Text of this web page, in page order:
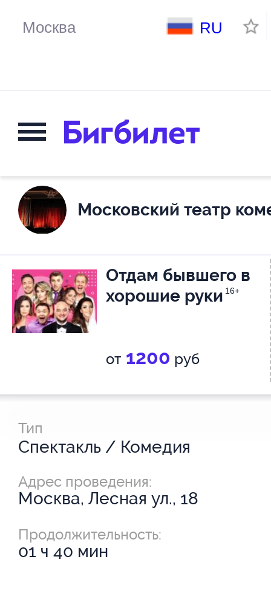
RU
Московский театр
Отдам бывшего в
хорошие руки 16+
от 1200 руб
Тип
Спектакль / Комедия
Адрес проведения:
Москва, Лесная ул., 18
Продолжительность:
01 ч 40 мин